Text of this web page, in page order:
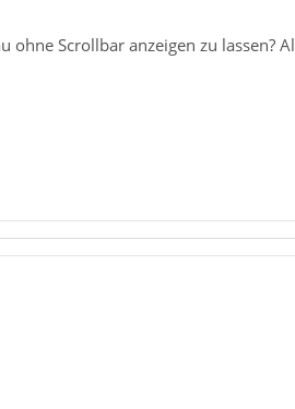
Scrollbar anzeigen zu lassen?